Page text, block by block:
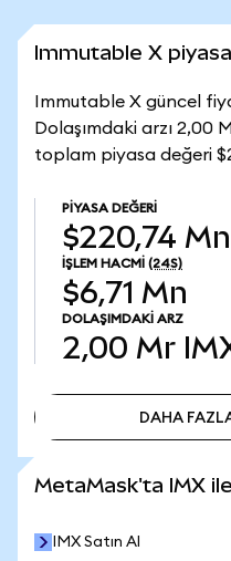
Immutable X
Immutable X güncel
Dolaşımdaki arzı 2,00
toplam piyasa değeri
PIYASA DEĞERI
$220,74 Mn
İŞLEM HACMI (24S)
$6,71 Mn
DOLAŞIMDAKI ARZ
2,00 Mr
DAHA
MetaMask'ta IMX
IMX Satın Al